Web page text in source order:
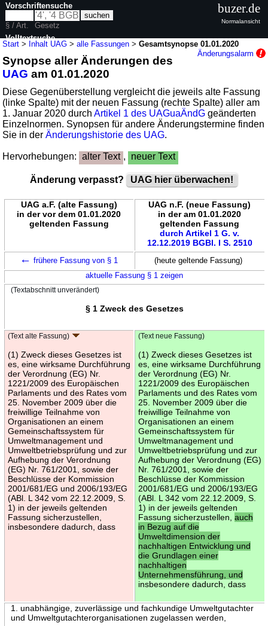
Start > Inhalt UAG >alle Fassungen >Gesamtsynopse 01.01.2020
Änderungsalarm
Synopse aller Änderungen des
UAG am 01.01.2020
Diese Gegenüberstellung vergleicht die jeweils alte Fassung
(linke Spalte) mit der neuen Fassung (rechte Spalte) aller am
1. Januar 2020 durchArtikel 1 des UAGuaÄndG geänderten
Einzelnormen. Synopsen für andere Änderungstermine finden
Sie in derÄnderungshistorie des UAG.
Hervorhebungen: alter Text , neuer Text
Änderung verpasst? UAG hier überwachen!
UAG a.F. (alte Fassung)
in der vor dem 01.01.2020
geltenden Fassung
UAG n.F. (neue Fassung)
in der am 01.01.2020
geltenden Fassung
durch Artikel 1 G. v.
12.12.2019 BGBl. I S. 2510
← frühere Fassung von § 1
(heute geltende Fassung)
aktuelle Fassung § 1 zeigen
(Textabschnitt unverändert)
§ 1 Zweck des Gesetzes
(Text alte Fassung)
(1) Zweck dieses Gesetzes ist
es, eine wirksame Durchführung
der Verordnung (EG) Nr.
1221/2009 des Europäischen
Parlaments und des Rates vom
25. November 2009 über die
freiwillige Teilnahme von
Organisationen an einem
Gemeinschaftssystem für
Umweltmanagement und
Umweltbetriebsprüfung und zur
Aufhebung der Verordnung
(EG) Nr. 761/2001, sowie der
Beschlüsse der Kommission
2001/681/EG und 2006/193/EG
(ABl. L 342 vom 22.12.2009, S.
1) in der jeweils geltenden
Fassung sicherzustellen,
insbesondere dadurch, dass
(Text neue Fassung)
(1) Zweck dieses Gesetzes ist
es, eine wirksame Durchführung
der Verordnung (EG) Nr.
1221/2009 des Europäischen
Parlaments und des Rates vom
25. November 2009 über die
freiwillige Teilnahme von
Organisationen an einem
Gemeinschaftssystem für
Umweltmanagement und
Umweltbetriebsprüfung und zur
Aufhebung der Verordnung (EG)
Nr. 761/2001, sowie der
Beschlüsse der Kommission
2001/681/EG und 2006/193/EG
(ABl. L 342 vom 22.12.2009, S.
1) in der jeweils geltenden
Fassung sicherzustellen, auch
in Bezug auf die
Umweltdimension der
nachhaltigen Entwicklung und
die Grundlagen einer
nachhaltigen
Unternehmensführung, und
insbesondere dadurch, dass
1. unabhängige, zuverlässige und fachkundige Umweltgutachter
und Umweltgutachterorganisationen zugelassen werden,
Vorschriftensuche
§ / Art.
Gesetz
Volltextsuche
nur in UAG
buzer.de
Normalansicht